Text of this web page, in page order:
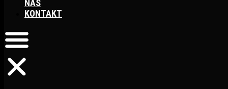
NÁS
KONTAKT